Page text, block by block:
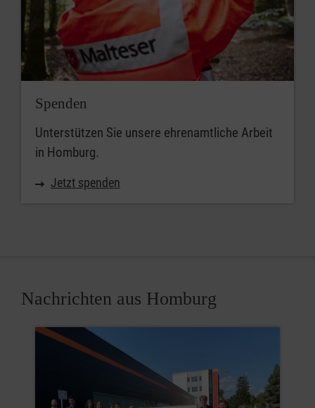
Spenden
Unterstützen Sie unsere ehrenamtliche Arbeit
in Homburg.
Jetzt spenden
Nachrichten aus Homburg